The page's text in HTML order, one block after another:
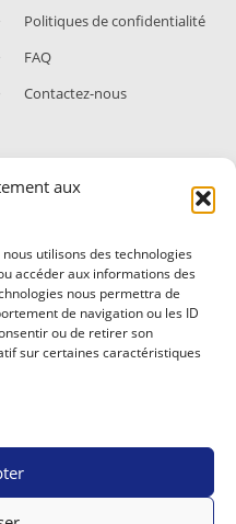
aux
utilisons des technologies
accéder aux informations des
nous permettra de
de navigation ou les ID
ou de retirer son
sur certaines caractéristiques
Politiques de confidentialité
FAQ
Contactez-nous
NEWSLETTER
dernières actualités,